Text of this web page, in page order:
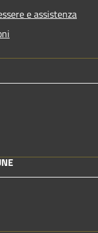
e assistenza